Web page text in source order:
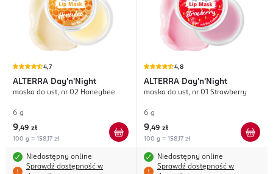
4,7
ALTERRA Day'n'Night
maska do ust, nr 02 Honeybee
6 g
9,49 zł
100 g = 158,17 zł
Niedostępny online
Sprawdź dostępność w
4,8
ALTERRA Day'n'Night
maska do ust, nr 01 Strawberry
6 g
9,49 zł
100 g = 158,17 zł
Niedostępny online
Sprawdź dostępność w